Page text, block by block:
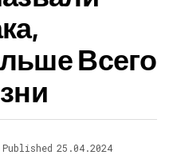
Всего
Published 25.04.2024